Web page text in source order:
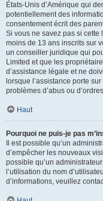
États-Unis d’Amérique qui
potentiellement des
consentement écrit des
Si vous ne savez pas si cette
moins de 13 ans inscrits sur
un conseiller juridique qui
Limited et que les
d’assistance légale et ne
lorsque l’assistance porte
problèmes d’abus ou
Haut
Pourquoi ne puis-je pas
Il est possible qu’un
d’empêcher les nouveaux
possible qu’un
l’utilisation du nom
d’informations, veuillez